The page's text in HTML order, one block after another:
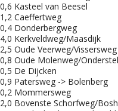
0,6 Kasteel van Beesel
1,2 Caeffertweg
0,4 Donderbergweg
4,0 Kerkveldweg/Maasdijk
2,5 Oude Veerweg/Vissersweg
0,8 Oude Molenweg/
0,5 De Dijcken
0,9 Patersweg -> Bolenberg
0,2 Mommersweg
2,0 Bovenste Schorfweg/